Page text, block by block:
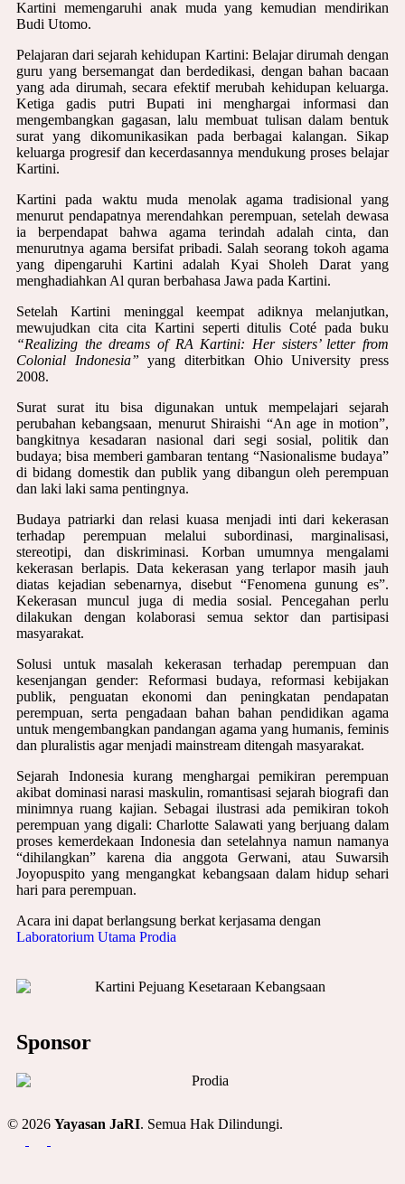
Kartini memengaruhi anak muda yang kemudian mendirikan
Budi Utomo.
Pelajaran dari sejarah kehidupan Kartini: Belajar dirumah dengan
guru yang bersemangat dan berdedikasi, dengan bahan bacaan
yang ada dirumah, secara efektif merubah kehidupan keluarga.
Ketiga gadis putri Bupati ini menghargai informasi dan
mengembangkan gagasan, lalu membuat tulisan dalam bentuk
surat yang dikomunikasikan pada berbagai kalangan. Sikap
keluarga progresif dan kecerdasannya mendukung proses belajar
Kartini.
Kartini pada waktu muda menolak agama tradisional yang
menurut pendapatnya merendahkan perempuan, setelah dewasa
ia berpendapat bahwa agama terindah adalah cinta, dan
menurutnya agama bersifat pribadi. Salah seorang tokoh agama
yang dipengaruhi Kartini adalah Kyai Sholeh Darat yang
menghadiahkan Al quran berbahasa Jawa pada Kartini.
Setelah Kartini meninggal keempat adiknya melanjutkan,
mewujudkan cita cita Kartini seperti ditulis Coté pada buku
“Realizing the dreams of RA Kartini: Her sisters’ letter from
Colonial Indonesia” yang diterbitkan Ohio University press
2008.
Surat surat itu bisa digunakan untuk mempelajari sejarah
perubahan kebangsaan, menurut Shiraishi “An age in motion”,
bangkitnya kesadaran nasional dari segi sosial, politik dan
budaya; bisa memberi gambaran tentang “Nasionalisme budaya”
di bidang domestik dan publik yang dibangun oleh perempuan
dan laki laki sama pentingnya.
Budaya patriarki dan relasi kuasa menjadi inti dari kekerasan
terhadap perempuan melalui subordinasi, marginalisasi,
stereotipi, dan diskriminasi. Korban umumnya mengalami
kekerasan berlapis. Data kekerasan yang terlapor masih jauh
diatas kejadian sebenarnya, disebut “Fenomena gunung es”.
Kekerasan muncul juga di media sosial. Pencegahan perlu
dilakukan dengan kolaborasi semua sektor dan partisipasi
masyarakat.
Solusi untuk masalah kekerasan terhadap perempuan dan
kesenjangan gender: Reformasi budaya, reformasi kebijakan
publik, penguatan ekonomi dan peningkatan pendapatan
perempuan, serta pengadaan bahan bahan pendidikan agama
untuk mengembangkan pandangan agama yang humanis, feminis
dan pluralistis agar menjadi mainstream ditengah masyarakat.
Sejarah Indonesia kurang menghargai pemikiran perempuan
akibat dominasi narasi maskulin, romantisasi sejarah biografi dan
minimnya ruang kajian. Sebagai ilustrasi ada pemikiran tokoh
perempuan yang digali: Charlotte Salawati yang berjuang dalam
proses kemerdekaan Indonesia dan setelahnya namun namanya
“dihilangkan” karena dia anggota Gerwani, atau Suwarsih
Joyopuspito yang mengangkat kebangsaan dalam hidup sehari
hari para perempuan.
Acara ini dapat berlangsung berkat kerjasama dengan
Laboratorium Utama Prodia
Sponsor
© 2026 Yayasan JaRI. Semua Hak Dilindungi.